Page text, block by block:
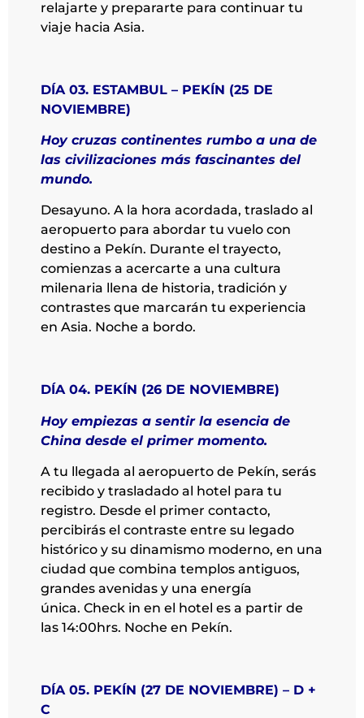
relajarte y prepararte para continuar tu
viaje hacia Asia.
DÍA 03. ESTAMBUL – PEKÍN (25 DE
NOVIEMBRE)
Hoy cruzas continentes rumbo a una de
las civilizaciones más fascinantes del
mundo.
Desayuno. A la hora acordada, traslado al
aeropuerto para abordar tu vuelo con
destino a Pekín. Durante el trayecto,
comienzas a acercarte a una cultura
milenaria llena de historia, tradición y
contrastes que marcarán tu experiencia
en Asia. Noche a bordo.
DÍA 04. PEKÍN (26 DE NOVIEMBRE)
Hoy empiezas a sentir la esencia de
China desde el primer momento.
A tu llegada al aeropuerto de Pekín, serás
recibido y trasladado al hotel para tu
registro. Desde el primer contacto,
percibirás el contraste entre su legado
histórico y su dinamismo moderno, en una
ciudad que combina templos antiguos,
grandes avenidas y una energía
única. Check in en el hotel es a partir de
las 14:00hrs. Noche en Pekín.
DÍA 05. PEKÍN (27 DE NOVIEMBRE) – D +
C